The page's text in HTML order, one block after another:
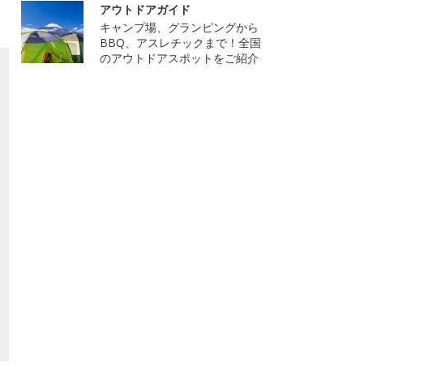
アウトドアガイド
キャンプ場、グランピングから
BBQ、アスレチックまで！全国
のアウトドアスポットをご紹介